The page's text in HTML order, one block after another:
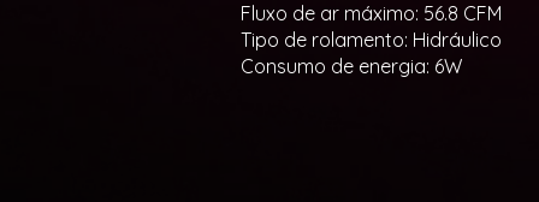
Fluxo de ar máximo: 56.8 CFM
Tipo de rolamento: Hidráulico
Consumo de energia: 6W